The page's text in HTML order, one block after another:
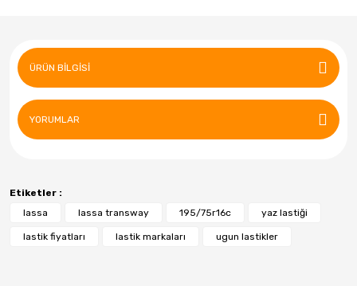
ÜRÜN BILGISI
YORUMLAR
Etiketler :
lassa
lassa transway 195/75r16c yaz lastiği
lastik fiyatları lastik markaları ugun lastikler